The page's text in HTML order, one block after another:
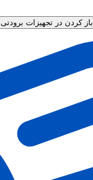
باز کردن در تجهیزات برودتی